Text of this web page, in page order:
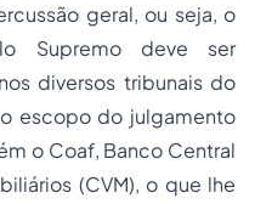
geral, ou seja, o
Supremo deve ser
diversos tribunais do
escopo do julgamento
o Coaf, Banco Central
(CVM), o que lhe